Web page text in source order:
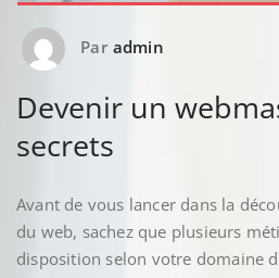
Par admin
Devenir un
secrets
Avant de vous lancer dans la
du web, sachez que plusieurs
disposition selon votre domaine